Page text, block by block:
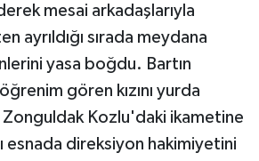
mesai arkadaşlarıyla
ayrıldığı sırada meydana
yasa boğdu. Bartın
gören kızını yurda
Zonguldak Kozlu'daki ikametine
esnada direksiyon hakimiyetini